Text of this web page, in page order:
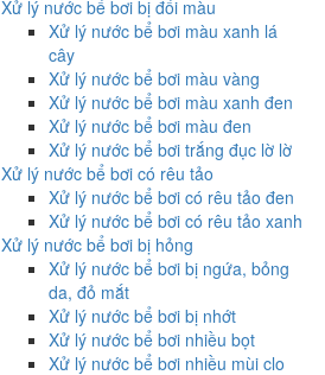
Xử lý nước bể bơi bị đổi màu
Xử lý nước bể bơi màu xanh lá
cây
Xử lý nước bể bơi màu vàng
Xử lý nước bể bơi màu xanh đen
Xử lý nước bể bơi màu đen
Xử lý nước bể bơi trắng đục lờ lờ
Xử lý nước bể bơi có rêu tảo
Xử lý nước bể bơi có rêu tảo đen
Xử lý nước bể bơi có rêu tảo xanh
Xử lý nước bể bơi bị hỏng
Xử lý nước bể bơi bị ngứa, bỏng
da, đỏ mắt
Xử lý nước bể bơi bị nhớt
Xử lý nước bể bơi nhiều bọt
Xử lý nước bể bơi nhiều mùi clo